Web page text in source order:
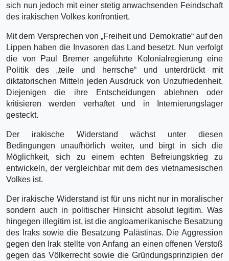
sich nun jedoch mit einer stetig anwachsenden Feindschaft
des irakischen Volkes konfrontiert.
Mit dem Versprechen von „Freiheit und Demokratie“ auf den
Lippen haben die Invasoren das Land besetzt. Nun verfolgt
die von Paul Bremer angeführte Kolonialregierung eine
Politik des „teile und herrsche“ und unterdrückt mit
diktatorischen Mitteln jeden Ausdruck von Unzufriedenheit.
Diejenigen die ihre Entscheidungen ablehnen oder
kritisieren werden verhaftet und in Internierungslager
gesteckt.
Der irakische Widerstand wächst unter diesen
Bedingungen unaufhörlich weiter, und birgt in sich die
Möglichkeit, sich zu einem echten Befreiungskrieg zu
entwickeln, der vergleichbar mit dem des vietnamesischen
Volkes ist.
Der irakische Widerstand ist für uns nicht nur in moralischer
sondern auch in politischer Hinsicht absolut legitim. Was
hingegen illegitim ist, ist die angloamerikanische Besatzung
des Iraks sowie die Besatzung Palästinas. Die Aggression
gegen den Irak stellte von Anfang an einen offenen Verstoß
gegen das Völkerrecht sowie die Gründungsprinzipien der